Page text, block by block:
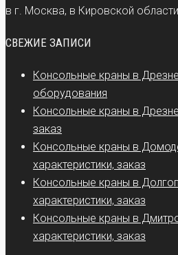
в г. Москва, в Кировской области.
СВЕЖИЕ ЗАПИСИ
Консольные краны в
оборудования
Консольные краны в
заказ
Консольные краны в
характеристики, заказ
Консольные краны в
характеристики, заказ
Консольные краны в
характеристики, заказ